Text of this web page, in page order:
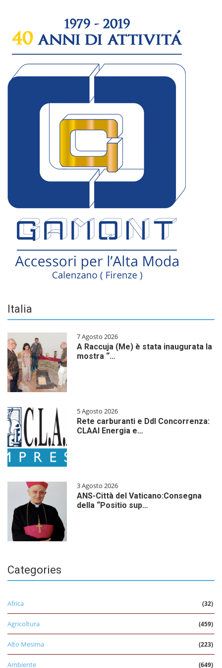
Italia
7 Agosto 2026
A Raccuja (Me) è stata inaugurata la
mostra “…
5 Agosto 2026
Rete carburanti e Ddl Concorrenza:
CLAAI Energia e…
3 Agosto 2026
ANS-Città del Vaticano:Consegna
della “Positio sup…
Categories
Africa (32)
Agricoltura (459)
Alto Mesima (223)
Ambiente (649)